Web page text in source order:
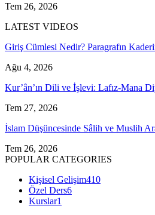
Tem 26, 2026
LATEST VIDEOS
Giriş Cümlesi Nedir? Paragrafın
Ağu 4, 2026
Kur’ân’ın Dili ve İşlevi: Lafız-Mana
Tem 27, 2026
İslam Düşüncesinde Sâlih ve Muslih
Tem 26, 2026
POPULAR CATEGORIES
Kişisel Gelişim410
Özel Ders6
Kurslar1